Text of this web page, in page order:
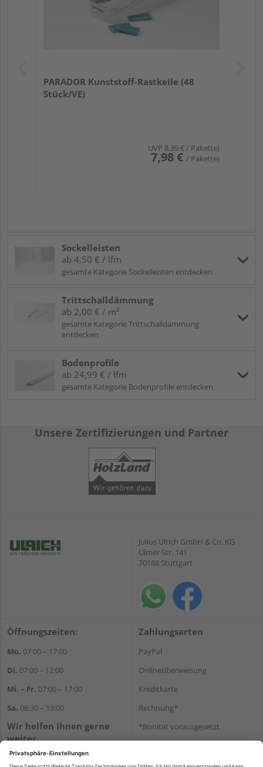
PARADOR Kunststoff-Rastkeile (48
Stück/VE)
UVP 8,39 €/ Paket(e)
7,98 € / Paket(e)
Sockelleisten
ab 4,50 € / lfm
gesamte Kategorie Sockelleisten entdecken
Trittschalldämmung
ab 2,00 € / m²
gesamte Kategorie Trittschalldämmung
entdecken
Bodenprofile
ab 24,99 € / lfm
gesamte Kategorie Bodenprofile entdecken
Unsere Zertifizierungen und Partner
Julius Ulrich GmbH & Co. KG
Ulmer Str. 141
70188 Stuttgart
Öffnungszeiten:
Mo. 07:00 – 17:00
Di. 07:00 – 12:00
Mi. – Fr. 07:00 – 17:00
Sa. 08:30 – 13:00
Wir helfen Ihnen gerne
weiter
Tel.:+49 711 168520
Zahlungsarten
PayPal
Onlineüberweisung
Kreditkarte
Rechnung*
*Bonität vorausgesetzt